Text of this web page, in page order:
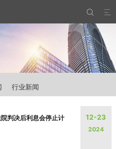


行业新闻
判决后利息会停止计
12-23
2024